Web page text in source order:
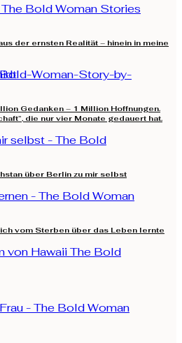
der ernsten Realität – hinein in meine
Gedanken – 1 Million Hoffnungen.
die nur vier Monate gedauert hat.
über Berlin zu mir selbst
vom Sterben über das Leben lernte